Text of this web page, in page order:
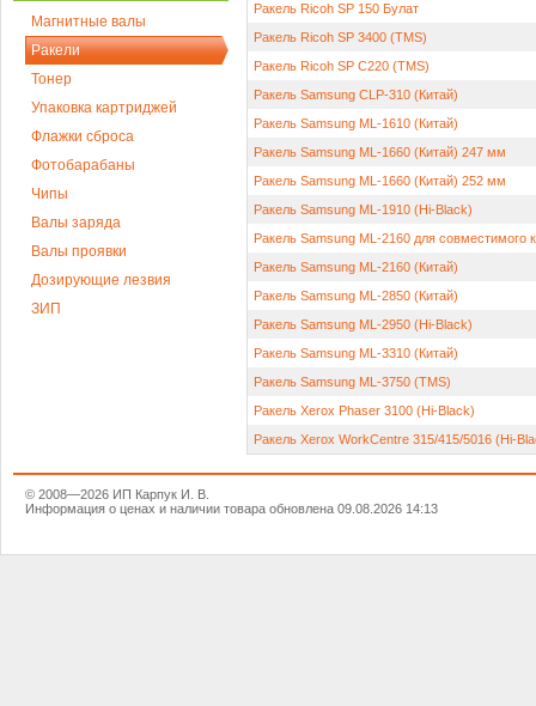
Магнитные валы
Ракели
Тонер
Упаковка картриджей
Флажки сброса
Фотобарабаны
Чипы
Валы заряда
Валы проявки
Дозирующие лезвия
ЗИП
Ракель Ricoh SP 150 Булат
Ракель Ricoh SP 3400 (TMS)
Ракель Ricoh SP C220 (TMS)
Ракель Samsung CLP-310 (Китай)
Ракель Samsung ML-1610 (Китай)
Ракель Samsung ML-1660 (Китай) 247 мм
Ракель Samsung ML-1660 (Китай) 252 мм
Ракель Samsung ML-1910 (Hi-Black)
Ракель Samsung ML-2160 для совместимого
Ракель Samsung ML-2160 (Китай)
Ракель Samsung ML-2850 (Китай)
Ракель Samsung ML-2950 (Hi-Black)
Ракель Samsung ML-3310 (Китай)
Ракель Samsung ML-3750 (TMS)
Ракель Xerox Phaser 3100 (Hi-Black)
Ракель Xerox WorkCentre 315/415/5016 (Hi-
© 2008—2026 ИП Карпук И. В.
Информация о ценах и наличии товара обновлена 09.08.2026 14:13